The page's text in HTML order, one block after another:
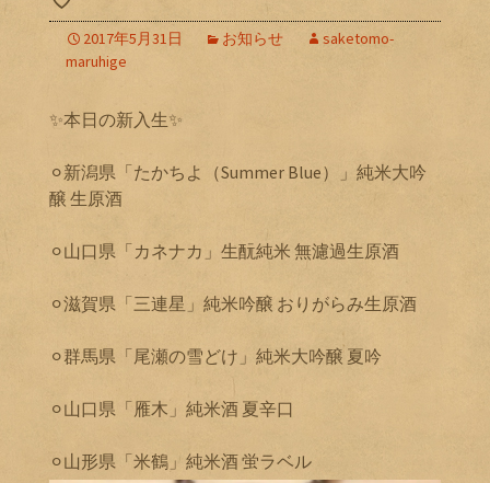
2017年5月31日 お知らせ
saketomo-
maruhige
✨本日の新入生✨
⚪︎新潟県「たかちよ（Summer Blue）」純米大吟
醸 生原酒
⚪︎山口県「カネナカ」生酛純米 無濾過生原酒
⚪︎滋賀県「三連星」純米吟醸 おりがらみ生原酒
⚪︎群馬県「尾瀬の雪どけ」純米大吟醸 夏吟
⚪︎山口県「雁木」純米酒 夏辛口
⚪︎山形県「米鶴」純米酒 蛍ラベル